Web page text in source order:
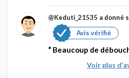
@Keduti_21535 a donné
Avis vérifié
Beaucoup de
Voir plus